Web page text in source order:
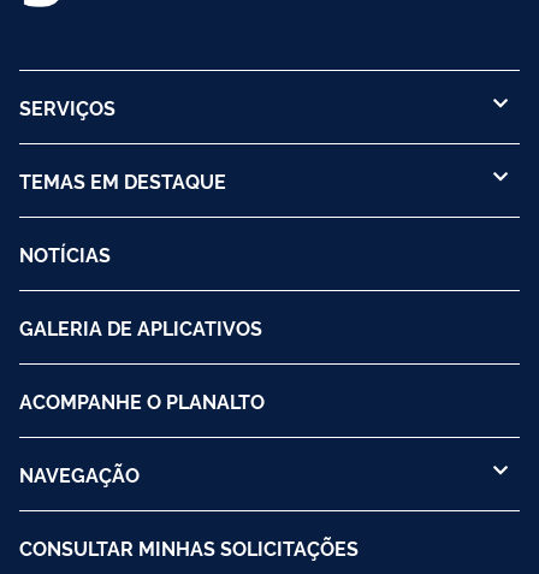
SERVIÇOS
TEMAS EM DESTAQUE
NOTÍCIAS
GALERIA DE APLICATIVOS
ACOMPANHE O PLANALTO
NAVEGAÇÃO
CONSULTAR MINHAS SOLICITAÇÕES